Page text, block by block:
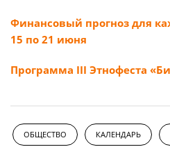
Финансовый прогноз для
15 по 21 июня
Программа III Этнофеста
ОБЩЕСТВО КАЛЕНДАРЬ